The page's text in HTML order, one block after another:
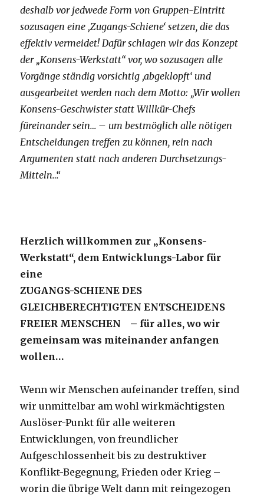
deshalb vor jedwede Form von Gruppen-Eintritt
sozusagen eine ‚Zugangs-Schiene‘ setzen, die das
effektiv vermeidet! Dafür schlagen wir das Konzept
der „Konsens-Werkstatt“ vor, wo sozusagen alle
Vorgänge ständig vorsichtig ‚abgeklopft‘ und
ausgearbeitet werden nach dem Motto: „Wir wollen
Konsens-Geschwister statt Willkür-Chefs
füreinander sein… – um bestmöglich alle nötigen
Entscheidungen treffen zu können, rein nach
Argumenten statt nach anderen Durchsetzungs-
Mitteln…“
Herzlich willkommen zur „Konsens-
Werkstatt“, dem Entwicklungs-Labor für
eine
ZUGANGS-SCHIENE DES
GLEICHBERECHTIGTEN ENTSCHEIDENS
FREIER MENSCHEN – für alles, wo wir
gemeinsam was miteinander anfangen
wollen…
Wenn wir Menschen aufeinander treffen, sind
wir unmittelbar am wohl wirkmächtigsten
Auslöser-Punkt für alle weiteren
Entwicklungen, von freundlicher
Aufgeschlossenheit bis zu destruktiver
Konflikt-Begegnung, Frieden oder Krieg –
worin die übrige Welt dann mit reingezogen